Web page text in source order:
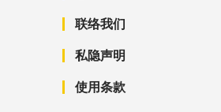
联络我们
私隐声明
使用条款